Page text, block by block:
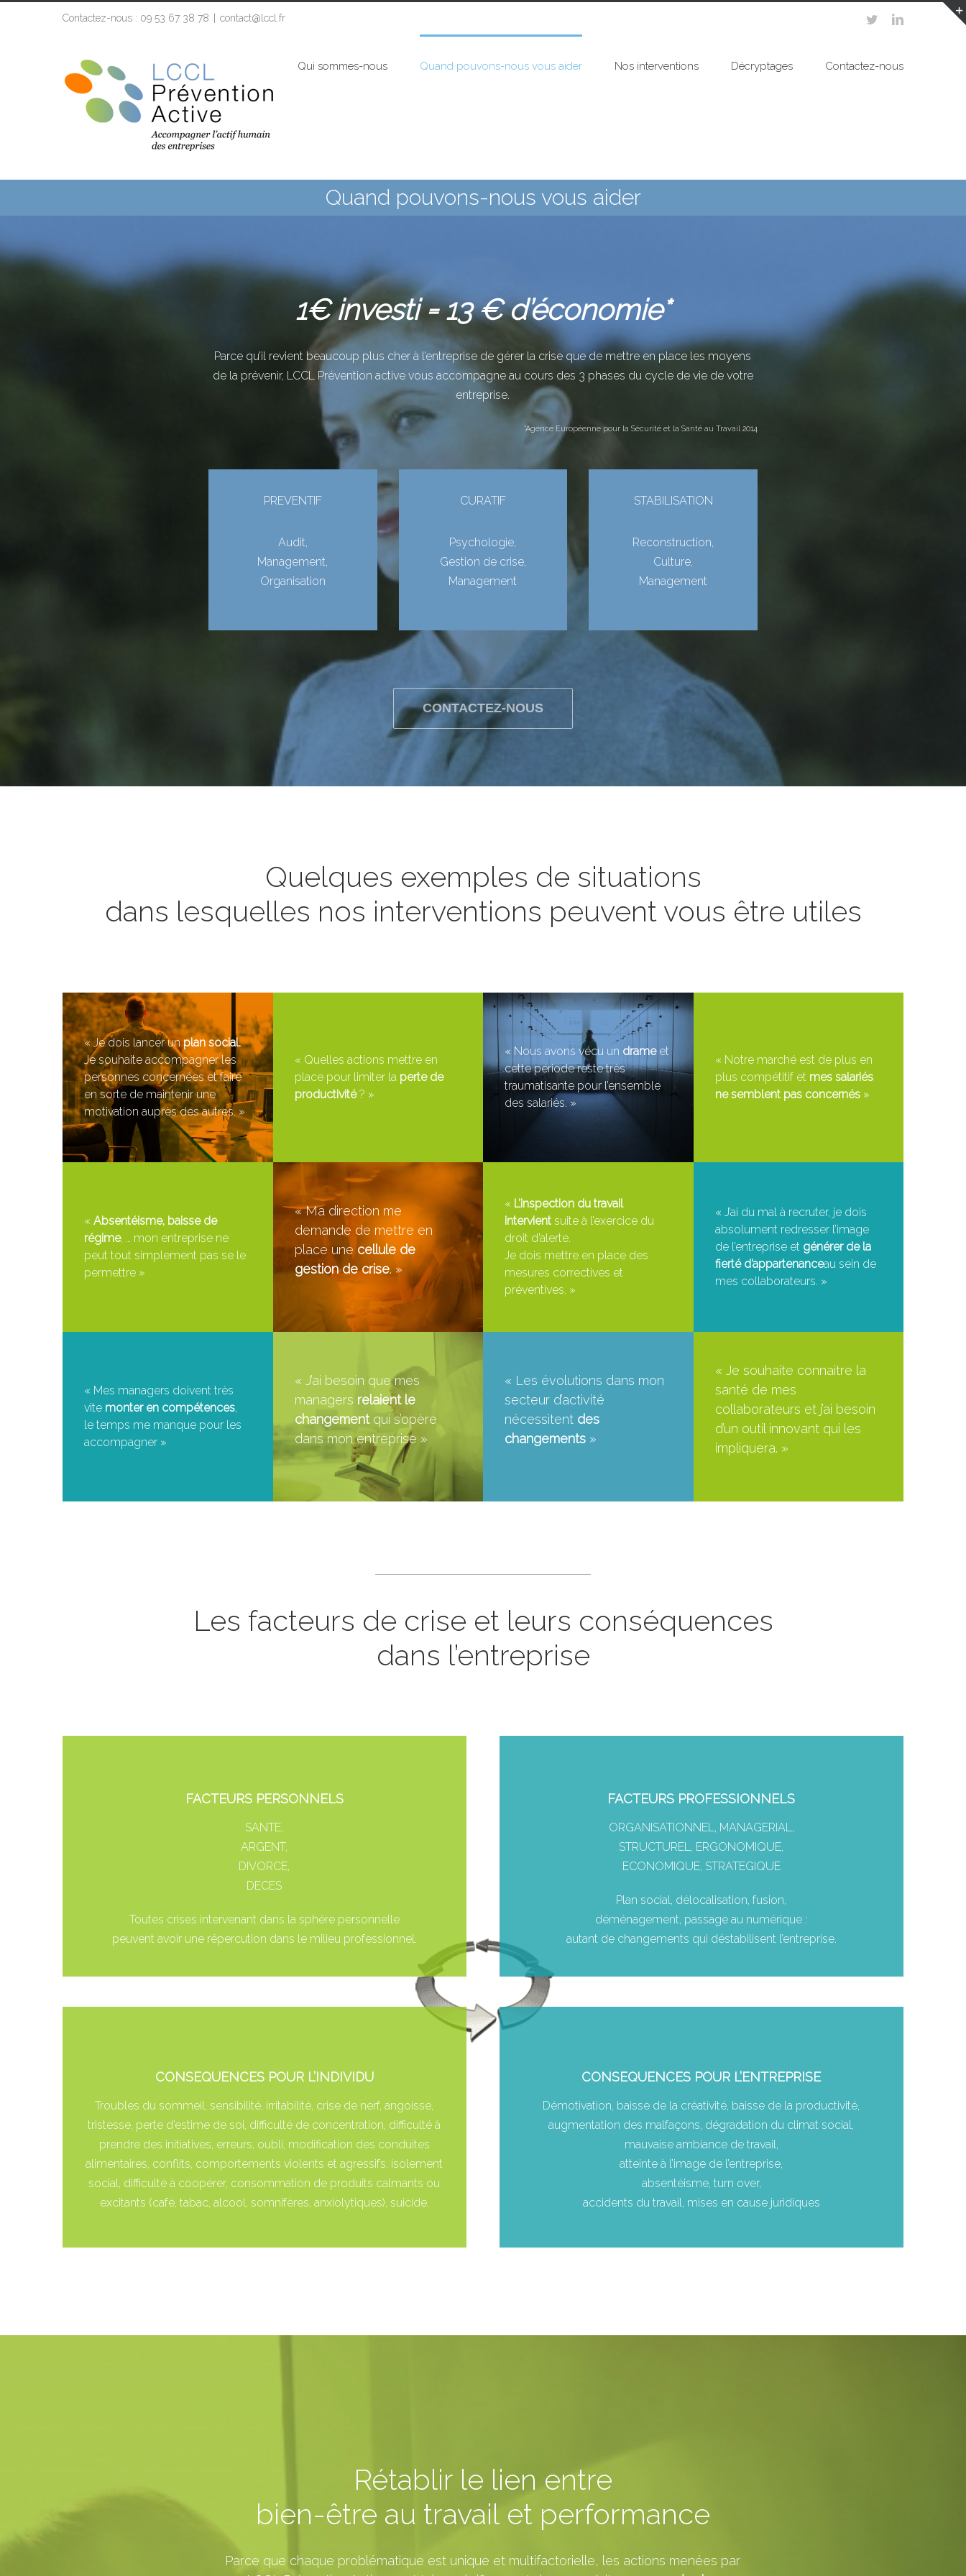
Contactez-nous : 09 53 67 38 78 contact@lccl.fr
Qui sommes-nous Quand pouvons-nous vous aider Nos interventions Décryptages Contactez-nous
Quand pouvons-nous vous aider
1€ investi = 13 € d’économie*
Parce qu’il revient beaucoup plus cher à l’entreprise de gérer la crise que de mettre en place les moyens
de la prévenir, LCCL Prévention active vous accompagne au cours des 3 phases du cycle de vie de votre
entreprise.
*Agence Européenne pour la Sécurité et la Santé au Travail 2014
PREVENTIF
Audit,
Management,
Organisation
CURATIF
Psychologie,
Gestion de crise,
Management
STABILISATION
Reconstruction,
Culture,
Management
CONTACTEZ-NOUS
Quelques exemples de situations
dans lesquelles nos interventions peuvent vous être utiles
« Je dois lancer unplan social.
Je souhaite accompagner les
personnes concernées et faire
en sorte de maintenir une
motivation auprès des autres. »
« Quelles actions mettre en
place pour limiter la perte de
productivité? »
« Nous avons vécu un drameet
cette période reste très
traumatisante pour l’ensemble
des salariés. »
« Notre marché est de plus en
plus compétitif et mes salariés
ne semblent pas concernés»
« Absentéisme, baisse de
régime, … mon entreprise ne
peut tout simplement pas se le
permettre »
« Ma direction me
demande de mettre en
place unecellule de
gestion de crise. »
« L’inspection du travail
intervient suite à l’exercice du
droit d’alerte.
Je dois mettre en place des
mesures correctives et
préventives. »
« J’ai du mal à recruter, je dois
absolument redresser l’image
de l’entreprise et générer de la
fierté d’appartenanceau sein de
mes collaborateurs. »
« Mes managers doivent très
vite monter en compétences,
le temps me manque pour les
accompagner »
« J’ai besoin que mes
managers relaient le
changementqui s’opère
dans mon entreprise »
« Les évolutions dans mon
secteur d’activité
nécessitent des
changements »
« Je souhaite connaitre la
santé de mes
collaborateurs et j’ai besoin
d’un outil innovant qui les
impliquera. »
Les facteurs de crise et leurs conséquences
dans l’entreprise
FACTEURS PERSONNELS
SANTE,
ARGENT,
DIVORCE,
DECES
Toutes crises intervenant dans la sphère personnelle
peuvent avoir une répercution dans le milieu professionnel.
FACTEURS PROFESSIONNELS
ORGANISATIONNEL, MANAGERIAL,
STRUCTUREL, ERGONOMIQUE,
ECONOMIQUE, STRATEGIQUE
Plan social, délocalisation, fusion,
déménagement, passage au numérique :
autant de changements qui déstabilisent l’entreprise.
CONSEQUENCES POUR L’INDIVIDU
Troubles du sommeil, sensibilité, irritabilité, crise de nerf, angoisse,
tristesse, perte d’estime de soi, difficulté de concentration, difficulté à
prendre des initiatives, erreurs, oubli, modification des conduites
alimentaires, conflits, comportements violents et agressifs, isolement
social, difficulté à coopérer, consommation de produits calmants ou
excitants (café, tabac, alcool, somnifères, anxiolytiques), suicide.
CONSEQUENCES POUR L’ENTREPRISE
Démotivation, baisse de la créativité, baisse de la productivité,
augmentation des malfaçons, dégradation du climat social,
mauvaise ambiance de travail,
atteinte à l’image de l’entreprise,
absentéisme, turn over,
accidents du travail, mises en cause juridiques
Rétablir le lien entre
bien-être au travail et performance
Parce que chaque problématique est unique et multifactorielle, les actions menées par